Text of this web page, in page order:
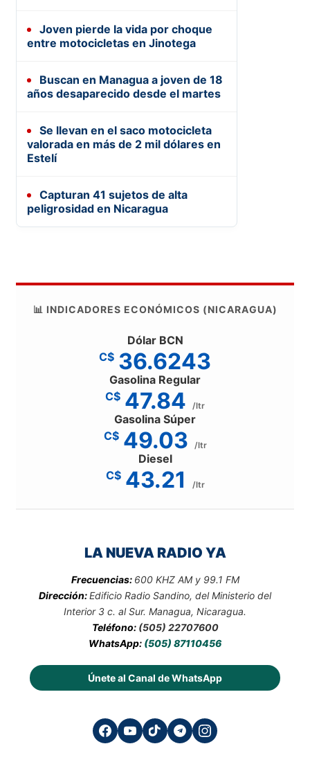
Joven pierde la vida por choque
entre motocicletas en Jinotega
Buscan en Managua a joven de 18
años desaparecido desde el martes
Se llevan en el saco motocicleta
valorada en más de 2 mil dólares en
Estelí
Capturan 41 sujetos de alta
peligrosidad en Nicaragua
📊 INDICADORES ECONÓMICOS (NICARAGUA)
Dólar BCN
C$ 36.6243
Gasolina Regular
C$ 47.84 /ltr
Gasolina Súper
C$ 49.03 /ltr
Diesel
C$ 43.21 /ltr
LA NUEVA RADIO YA
Frecuencias: 600 KHZ AM y 99.1 FM
Dirección:Edificio Radio Sandino, del Ministerio del
Interior 3 c. al Sur. Managua, Nicaragua.
Teléfono: (505) 22707600
WhatsApp: (505) 87110456
Únete al Canal de WhatsApp